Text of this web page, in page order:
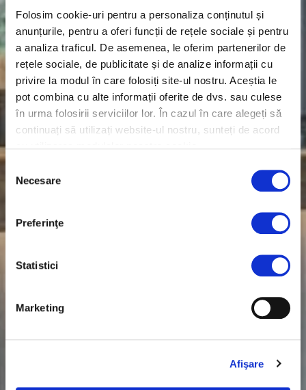
Folosim cookie-uri pentru a personaliza conținutul și
anunțurile, pentru a oferi funcții de rețele sociale și pentru
a analiza traficul. De asemenea, le oferim partenerilor de
rețele sociale, de publicitate și de analize informații cu
privire la modul în care folosiți site-ul nostru. Aceștia le
pot combina cu alte informații oferite de dvs. sau culese
în urma folosirii serviciilor lor. În cazul în care alegeți să
continuați să utilizați website-ul nostru, sunteți de acord
consimțământului
Necesare
Preferinţe
Statistici
Marketing
Afişare
transformat-o într-un spațiu primitor și unic pentru
Cu o capacitate de 90 de persoane, restaurantul